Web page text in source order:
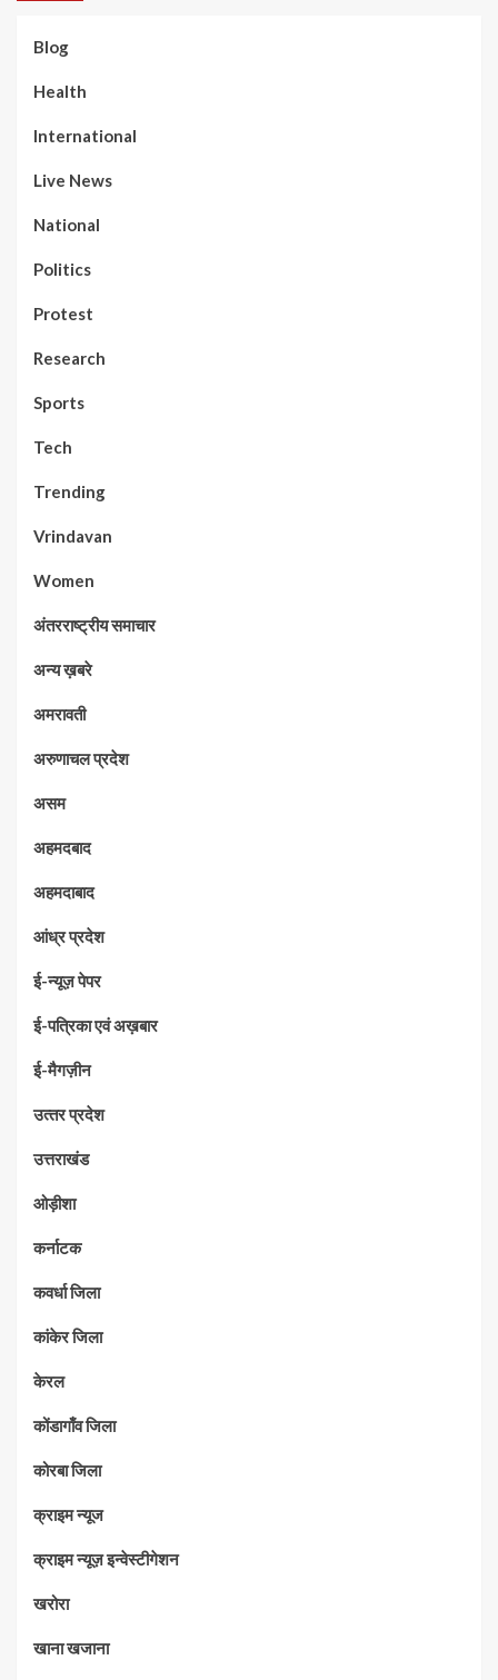
Blog
Health
International
Live News
National
Politics
Protest
Research
Sports
Tech
Trending
Vrindavan
Women
अंतरराष्ट्रीय समाचार
अन्य ख़बरे
अमरावती
अरुणाचल प्रदेश
असम
अहमदबाद
अहमदाबाद
आंध्र प्रदेश
ई-न्यूज़ पेपर
ई-पत्रिका एवं अख़बार
ई-मैगज़ीन
उत्‍तर प्रदेश
उत्तराखंड
ओड़ीशा
कर्नाटक
कवर्धा जिला
कांकेर जिला
केरल
कोंडागाँव जिला
कोरबा जिला
क्राइम न्यूज
क्राइम न्यूज़ इन्वेस्टीगेशन
खरोरा
खाना खजाना